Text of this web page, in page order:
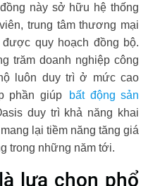
này sở hữu hệ thống
trung tâm thương mại
quy hoạch đồng bộ.
trăm doanh nghiệp công
luôn duy trì ở mức cao
phần giúp
bất động sản
duy trì khả năng khai
lại tiềm năng tăng giá
trong những năm tới.
lựa chọn phổ